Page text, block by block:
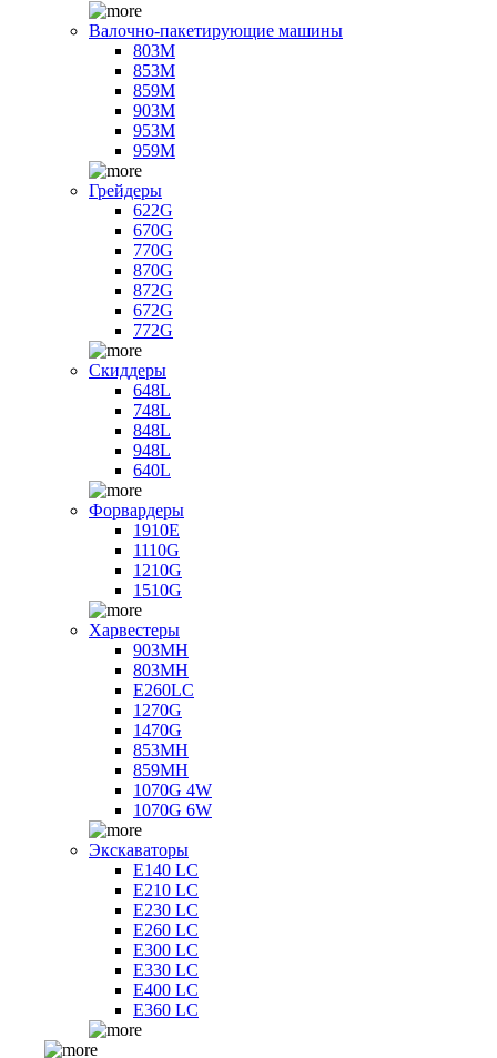
Валочно-пакетирующие машины
803M
853M
859M
903M
953M
959M
Грейдеры
622G
670G
770G
870G
872G
672G
772G
Скиддеры
648L
748L
848L
948L
640L
Форвардеры
1910E
1110G
1210G
1510G
Харвестеры
903MH
803MH
E260LC
1270G
1470G
853MH
859MH
1070G 4W
1070G 6W
Экскаваторы
E140 LC
E210 LC
E230 LC
E260 LC
E300 LC
E330 LC
E400 LC
E360 LC